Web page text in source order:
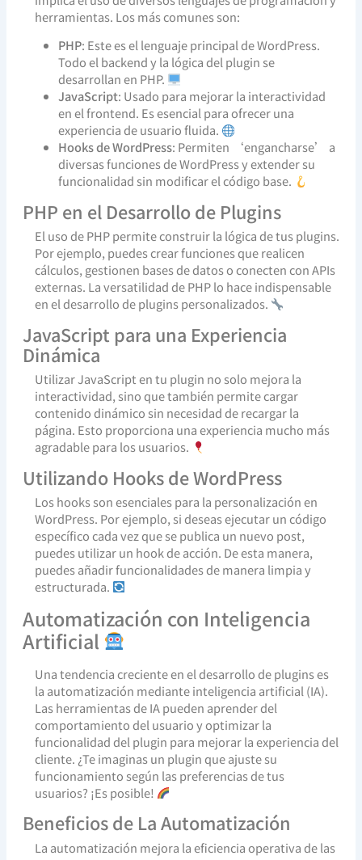
herramientas. Los más comunes son:
PHP: Este es el lenguaje principal de WordPress.
Todo el backend y la lógica del plugin se
desarrollan en PHP.
JavaScript: Usado para mejorar la interactividad
en el frontend. Es esencial para ofrecer una
experiencia de usuario fluida.
Hooks de WordPress: Permiten ‘engancharse’ a
diversas funciones de WordPress y extender su
funcionalidad sin modificar el código base.
PHP en el Desarrollo de Plugins
El uso de PHP permite construir la lógica de tus plugins.
Por ejemplo, puedes crear funciones que realicen
cálculos, gestionen bases de datos o conecten con APIs
externas. La versatilidad de PHP lo hace indispensable
en el desarrollo de plugins personalizados.
JavaScript para una Experiencia
Dinámica
Utilizar JavaScript en tu plugin no solo mejora la
interactividad, sino que también permite cargar
contenido dinámico sin necesidad de recargar la
página. Esto proporciona una experiencia mucho más
agradable para los usuarios.
Utilizando Hooks de WordPress
Los hooks son esenciales para la personalización en
WordPress. Por ejemplo, si deseas ejecutar un código
específico cada vez que se publica un nuevo post,
puedes utilizar un hook de acción. De esta manera,
puedes añadir funcionalidades de manera limpia y
estructurada.
Automatización con Inteligencia
Artificial
Una tendencia creciente en el desarrollo de plugins es
la automatización mediante inteligencia artificial (IA).
Las herramientas de IA pueden aprender del
comportamiento del usuario y optimizar la
funcionalidad del plugin para mejorar la experiencia del
cliente. ¿Te imaginas un plugin que ajuste su
funcionamiento según las preferencias de tus
usuarios? ¡Es posible!
Beneficios de La Automatización
La automatización mejora la eficiencia operativa de las